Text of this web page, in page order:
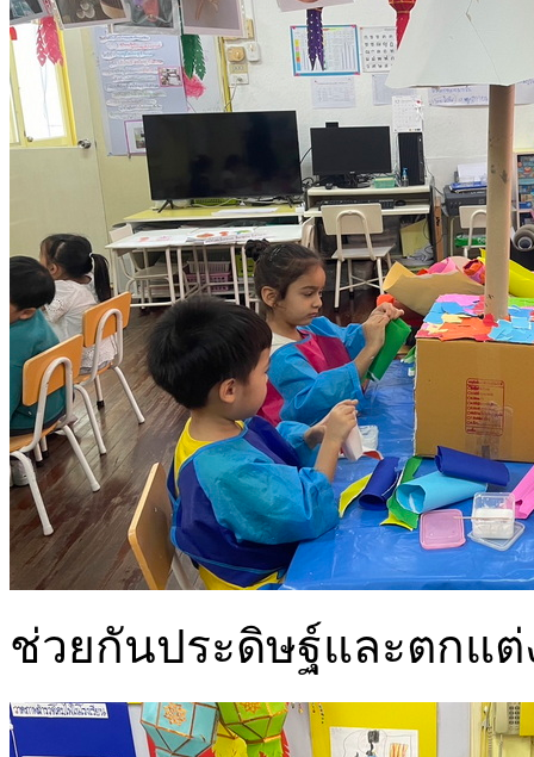
ช่วยกันประดิษฐ์และตกแ